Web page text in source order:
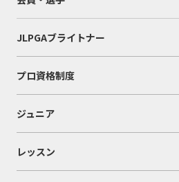
JLPGAブライトナー
プロ資格制度
ジュニア
レッスン